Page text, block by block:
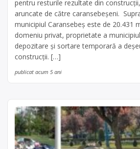
pentru resturile rezultate din
aruncate de către caransebeșeni.
municipiul Caransebeș este de 20.431
domeniu privat, proprietate a
depozitare și sortare temporară a
construcții. […]
publicat acum 5 ani